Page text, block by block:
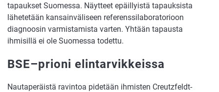
tapaukset Suomessa. Näytteet epäillyistä tapauksista
lähetetään kansainväliseen referenssilaboratorioon
diagnoosin varmistamista varten. Yhtään tapausta
ihmisillä ei ole Suomessa todettu.
BSE–prioni elintarvikkeissa
Nautaperäistä ravintoa pidetään ihmisten Creutzfeldt-